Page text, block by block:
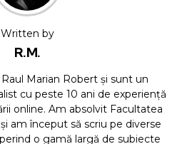
Written by
R.M.
Marian Robert și sunt un
cu peste 10 ani de experiență
online. Am absolvit Facultatea
am început să scriu pe diverse
o gamă largă de subiecte